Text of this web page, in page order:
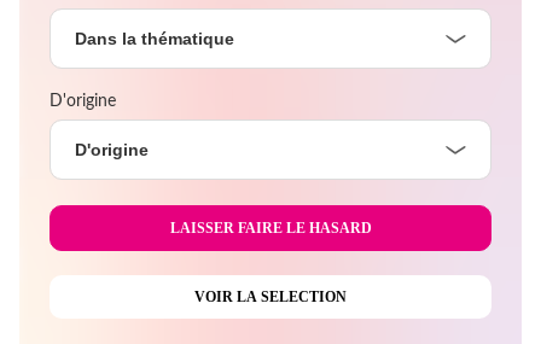
Dans la thématique
D'origine
D'origine